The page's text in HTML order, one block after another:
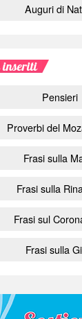
Auguri di
Pensieri
Proverbi del
Frasi sulla
Frasi sulla
Frasi sul
Frasi sulla